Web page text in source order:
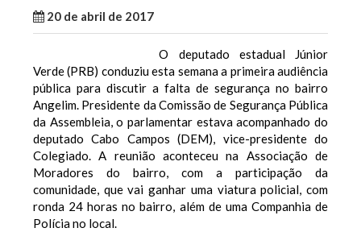
20 de abril de 2017
O deputado estadual Júnior
Verde (PRB) conduziu esta semana a primeira audiência
pública para discutir a falta de segurança no bairro
Angelim. Presidente da Comissão de Segurança Pública
da Assembleia, o parlamentar estava acompanhado do
deputado Cabo Campos (DEM), vice-presidente do
Colegiado. A reunião aconteceu na Associação de
Moradores do bairro, com a participação da
comunidade, que vai ganhar uma viatura policial, com
ronda 24 horas no bairro, além de uma Companhia de
Polícia no local.